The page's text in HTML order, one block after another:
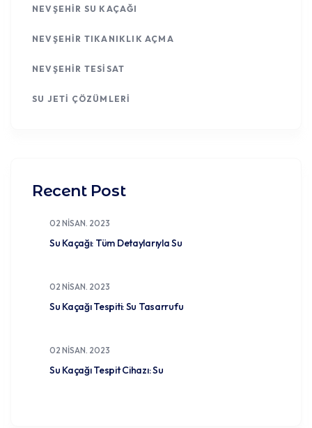
NEVŞEHIR SU KAÇAĞI
NEVŞEHIR TIKANIKLIK AÇMA
NEVŞEHIR TESISAT
SU JETI ÇÖZÜMLERI
Recent Post
02 NISAN. 2023
Su Kaçağı: Tüm Detaylarıyla Su
02 NISAN. 2023
Su Kaçağı Tespiti: Su Tasarrufu
02 NISAN. 2023
Su Kaçağı Tespit Cihazı: Su